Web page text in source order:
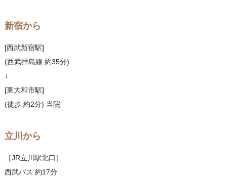
新宿から
[西武新宿駅]
(西武拝島線 約35分)
↓
[東大和市駅]
(徒歩 約2分) 当院
立川から
［JR立川駅北口］
西武バス 約17分